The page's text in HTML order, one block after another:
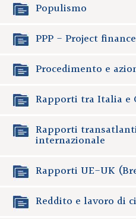
Populismo
PPP - Project finance
Procedimento e
Rapporti tra Italia e
Rapporti
internazionale
Rapporti UE-UK
Reddito e lavoro di